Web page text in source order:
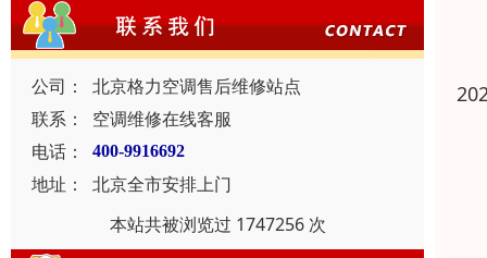
公司：
北京格力空调售后维修站点
联系：
空调维修在线客服
电话：
400-9916692
地址：
北京全市安排上门
本站共被浏览过 1747256 次